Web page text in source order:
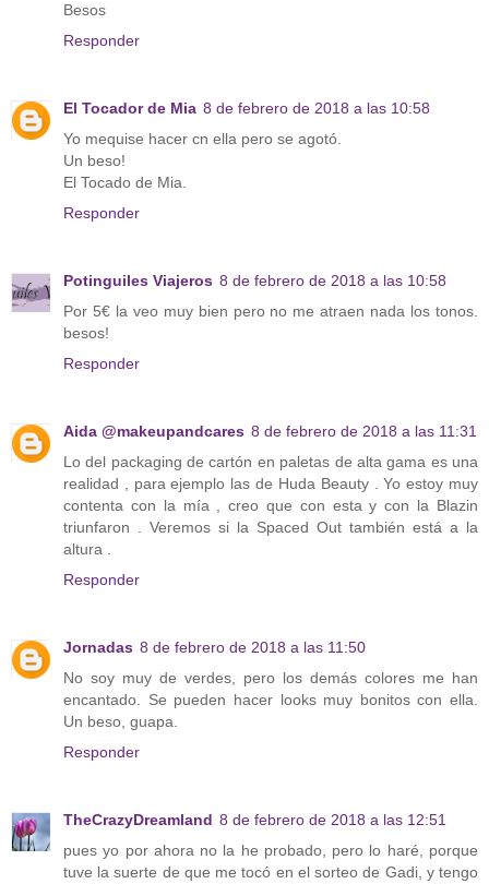
Besos
Responder
El Tocador de Mia 8 de febrero de 2018 a las 10:58
Yo mequise hacer cn ella pero se agotó.
Un beso!
El Tocado de Mia.
Responder
Potinguiles Viajeros 8 de febrero de 2018 a las 10:58
Por 5€ la veo muy bien pero no me atraen nada los tonos.
besos!
Responder
Aida @makeupandcares 8 de febrero de 2018 a las 11:31
Lo del packaging de cartón en paletas de alta gama es una
realidad , para ejemplo las de Huda Beauty . Yo estoy muy
contenta con la mía , creo que con esta y con la Blazin
triunfaron . Veremos si la Spaced Out también está a la
altura .
Responder
Jornadas 8 de febrero de 2018 a las 11:50
No soy muy de verdes, pero los demás colores me han
encantado. Se pueden hacer looks muy bonitos con ella.
Un beso, guapa.
Responder
TheCrazyDreamland 8 de febrero de 2018 a las 12:51
pues yo por ahora no la he probado, pero lo haré, porque
tuve la suerte de que me tocó en el sorteo de Gadi, y tengo